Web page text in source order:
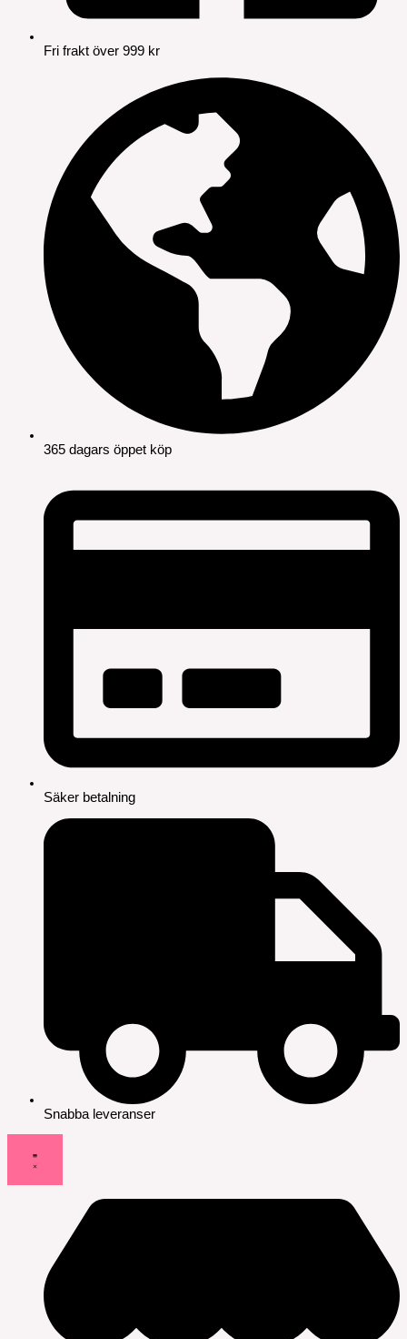
Fri frakt över 999 kr
365 dagars öppet köp
Säker betalning
Snabba leveranser